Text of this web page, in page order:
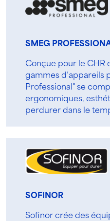
SMEG
Conçue pour le CHR
gammes d’appareils
Professional" se
ergonomiques,
perdurer dans le
SOFINOR
Sofinor crée des